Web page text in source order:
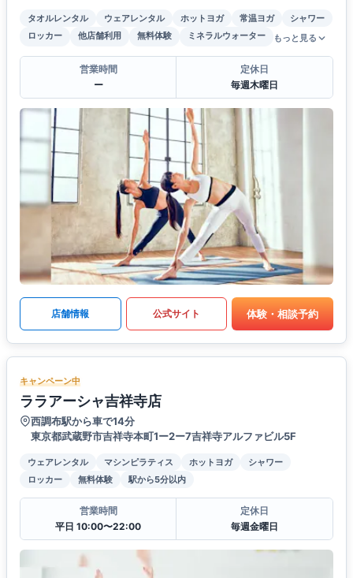
タオルレンタル ウェアレンタル ホットヨガ 常温ヨガ
シャワー
ロッカー
他店舗利用 無料体験 ミネラルウォーター もっと見る
営業時間
ー
定休日
毎週木曜日
店舗情報 公式サイト 体験・相談予約
キャンペーン中
ララアーシャ吉祥寺店
西調布駅から車で14分
東京都武蔵野市吉祥寺本町1ー2ー7吉祥寺アルファビル5F
ウェアレンタル マシンピラティス ホットヨガ
シャワー
ロッカー
無料体験 駅から5分以内
営業時間
平日 10:00〜22:00
定休日
毎週金曜日